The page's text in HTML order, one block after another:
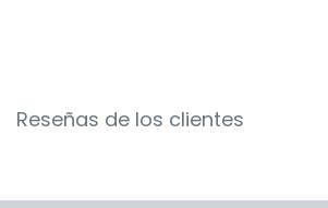
Reseñas de los clientes